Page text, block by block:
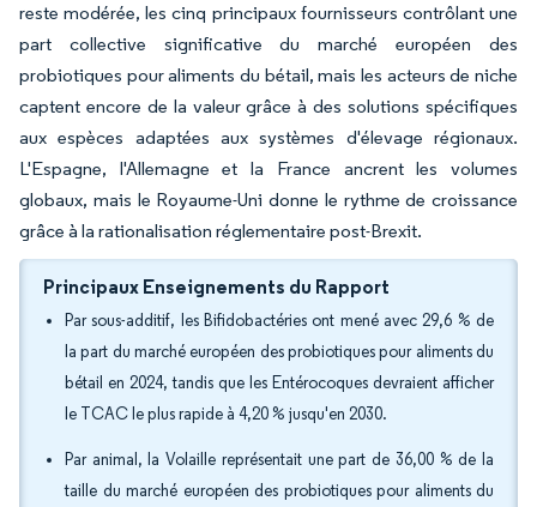
reste modérée, les cinq principaux fournisseurs contrôlant une
part collective significative du marché européen des
probiotiques pour aliments du bétail, mais les acteurs de niche
captent encore de la valeur grâce à des solutions spécifiques
aux espèces adaptées aux systèmes d'élevage régionaux.
L'Espagne, l'Allemagne et la France ancrent les volumes
globaux, mais le Royaume-Uni donne le rythme de croissance
grâce à la rationalisation réglementaire post-Brexit.
Principaux Enseignements du Rapport
Par sous-additif, les Bifidobactéries ont mené avec 29,6 % de
la part du marché européen des probiotiques pour aliments du
bétail en 2024, tandis que les Entérocoques devraient afficher
le TCAC le plus rapide à 4,20 % jusqu'en 2030.
Par animal, la Volaille représentait une part de 36,00 % de la
taille du marché européen des probiotiques pour aliments du